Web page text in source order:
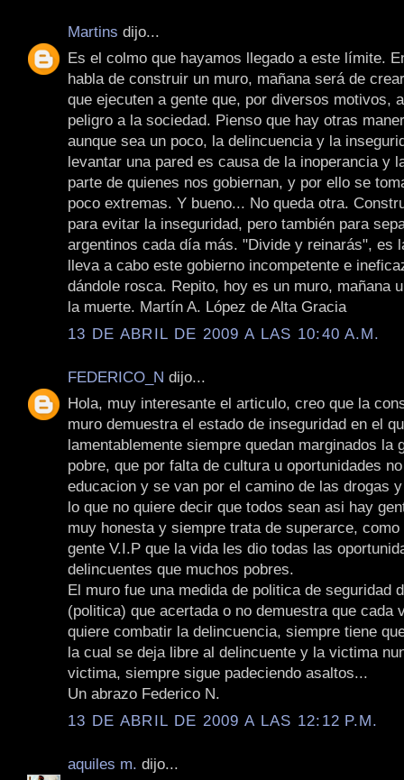
Martins dijo...
Es el colmo que hayamos llegado a este límite.
habla de construir un muro, mañana será de
que ejecuten a gente que, por diversos motivos,
peligro a la sociedad. Pienso que hay otras
aunque sea un poco, la delincuencia y la
levantar una pared es causa de la inoperancia y
parte de quienes nos gobiernan, y por ello se
poco extremas. Y bueno... No queda otra.
para evitar la inseguridad, pero también para
argentinos cada día más. "Divide y reinarás", es
lleva a cabo este gobierno incompetente e
dándole rosca. Repito, hoy es un muro, mañana
la muerte. Martín A. López de Alta Gracia
13 DE ABRIL DE 2009 A LAS 10:40 A.M.
FEDERICO_N dijo...
Hola, muy interesante el articulo, creo que la
muro demuestra el estado de inseguridad en el
lamentablemente siempre quedan marginados la
pobre, que por falta de cultura u oportunidades
educacion y se van por el camino de las drogas
lo que no quiere decir que todos sean asi hay
muy honesta y siempre trata de superarce, como
gente V.I.P que la vida les dio todas las
delincuentes que muchos pobres.
El muro fue una medida de politica de seguridad
(politica) que acertada o no demuestra que cada
quiere combatir la delincuencia, siempre tiene
la cual se deja libre al delincuente y la victima
victima, siempre sigue padeciendo asaltos...
Un abrazo Federico N.
13 DE ABRIL DE 2009 A LAS 12:12 P.M.
aquiles m. dijo...